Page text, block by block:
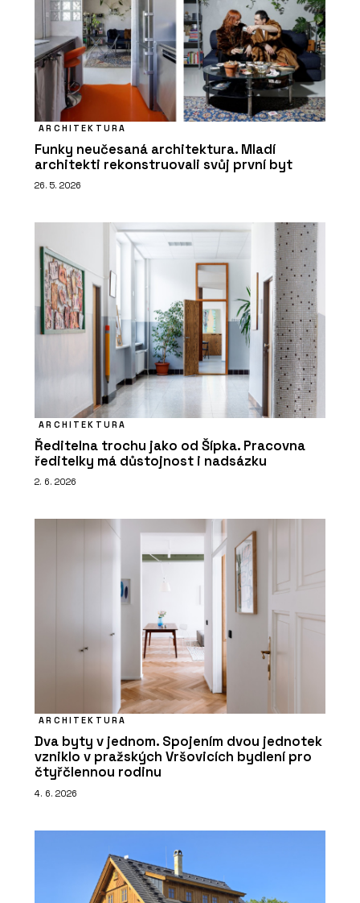
ARCHITEKTURA
Funky neučesaná architektura. Mladí
architekti rekonstruovali svůj první byt
26. 5. 2026
ARCHITEKTURA
Ředitelna trochu jako od Šípka. Pracovna
ředitelky má důstojnost i nadsázku
2. 6. 2026
ARCHITEKTURA
Dva byty v jednom. Spojením dvou jednotek
vzniklo v pražských Vršovicích bydlení pro
čtyřčlennou rodinu
4. 6. 2026